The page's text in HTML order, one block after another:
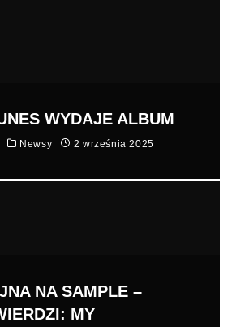
WYDAJE ALBUM
Newsy 2 września 2025
NA SAMPLE –
MY